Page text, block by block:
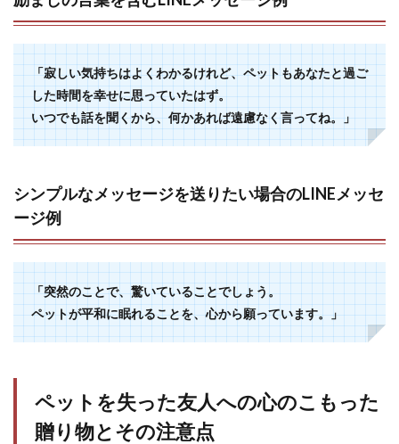
「寂しい気持ちはよくわかるけれど、ペットもあなたと過ご
した時間を幸せに思っていたはず。
いつでも話を聞くから、何かあれば遠慮なく言ってね。」
シンプルなメッセージを送りたい場合のLINEメッセ
ージ例
「突然のことで、驚いていることでしょう。
ペットが平和に眠れることを、心から願っています。」
ペットを失った友人への心のこもった
贈り物とその注意点